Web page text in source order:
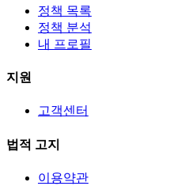
정책 목록
정책 분석
내 프로필
지원
고객센터
법적 고지
이용약관